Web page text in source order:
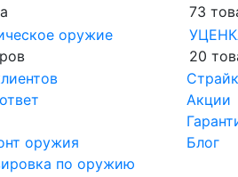
73
оружие
20
оружия
по оружию
Акции
Блог